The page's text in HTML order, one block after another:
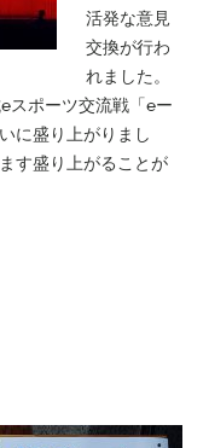
活発な意見
交換が行わ
れました。
℮スポーツ交流戦「℮ー
に盛り上がりまし
す盛り上がることが